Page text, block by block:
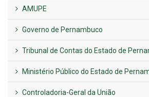
AMUPE
Governo de Pernambuco
Tribunal de Contas do Estado de
Ministério Público do Estado de
Controladoria-Geral da União